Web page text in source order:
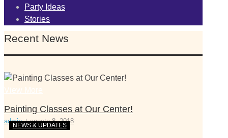
Party Ideas
Stories
Recent News
NEWS & UPDATES
Painting Classes at Our Center!
admin agosto 8, 2018